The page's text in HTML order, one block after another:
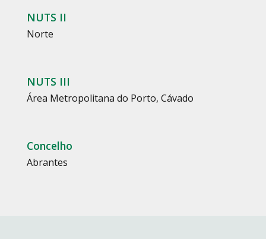
NUTS II
Norte
NUTS III
Área Metropolitana do Porto, Cávado
Concelho
Abrantes